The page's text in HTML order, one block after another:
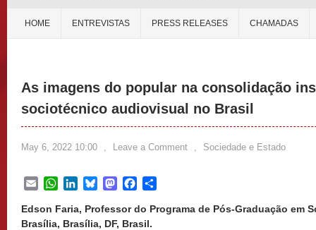
HOME ENTREVISTAS PRESS RELEASES CHAMADAS
As imagens do popular na consolidação
sociotécnico audiovisual no Brasil
May 6, 2022 10:00 , Leave a Comment , Sociedade e Estado
EmailWhatsApp
LinkedInBlueskyMastodonFacebook
Edson Faria, Professor do Programa de Pós-Graduação em
Brasília, Brasília, DF, Brasil.